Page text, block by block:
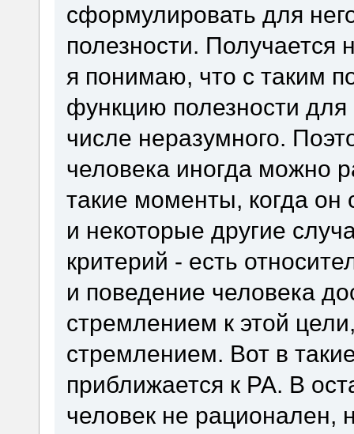
сформулировать для
полезности. Получается
я понимаю, что с таким
функцию полезности
числе неразумного.
человека иногда можно
такие моменты, когда он
и некоторые другие
критерий - есть
и поведение человека
стремлением к этой
стремлением. Вот в
приближается к РА. В
человек не рационален,